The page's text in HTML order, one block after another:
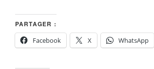
PARTAGER :
Facebook
X WhatsApp